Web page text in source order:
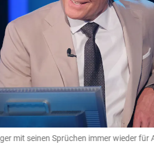
mit seinen Sprüchen immer wieder für